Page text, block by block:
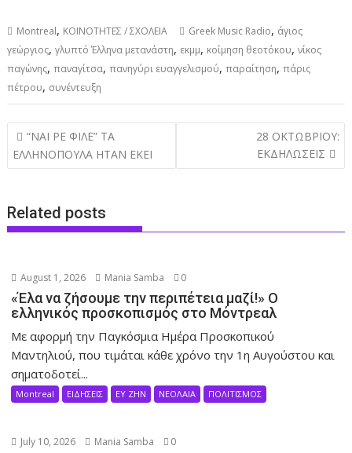
Montreal, ΚΟΙΝΟΤΗΤΕΣ / ΣΧΟΛΕΙΑ Greek Music Radio, άγιος
γεώργιος,γλυπτό Έλληνα μετανάστη, εκμμ, κοίμηση θεοτόκου,νίκος
παγώνης,παναγίτσα,πανηγύρι ευαγγελισμού,παραίτηση,πάρις
πέτρου, συνέντευξη
Post
navigation
“ΝΑΙ ΡΕ ΦΙΛΕ” ΤΑ
ΕΛΛΗΝΟΠΟΥΛΑ ΗΤΑΝ ΕΚΕΙ
28 ΟΚΤΩΒΡΙΟΥ:
ΕΚΔΗΛΩΣΕΙΣ
Related posts
August 1, 2026 Mania Samba 0
«Έλα να ζήσουμε την περιπέτεια μαζί!» Ο
ελληνικός προσκοπισμός στο Μόντρεαλ
Με αφορμή την Παγκόσμια Ημέρα Προσκοπικού
Μαντηλιού, που τιμάται κάθε χρόνο την 1η Αυγούστου και
σηματοδοτεί...
Montreal ΕΙΔΗΣΕΙΣ ΕΥ ΖΗΝ ΝΕΟΛΑΙΑ ΠΟΛΙΤΙΣΜΟΣ
July 10, 2026 Mania Samba 0